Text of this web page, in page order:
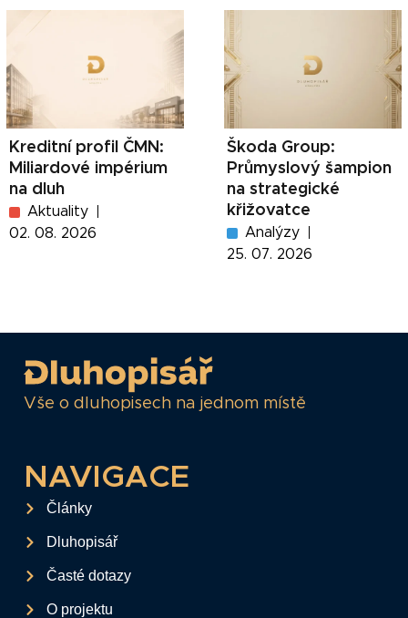
Kreditní profil ČMN:
Miliardové impérium
na dluh
Aktuality
02. 08. 2026
Škoda Group:
Průmyslový šampion
na strategické
křižovatce
Analýzy
25. 07. 2026
Vše o dluhopisech na jednom místě
NAVIGACE
Články
Dluhopisář
Časté dotazy
O projektu